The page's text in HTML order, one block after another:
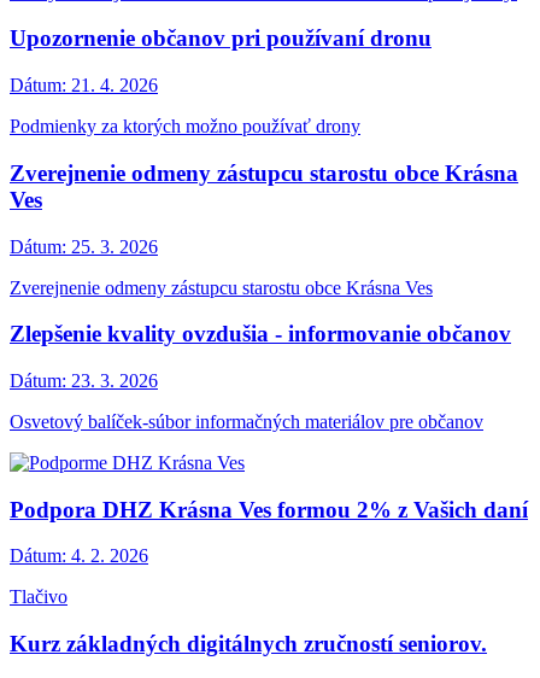
Upozornenie občanov pri používaní dronu
Dátum: 21. 4. 2026
Podmienky za ktorých možno používať drony
Zverejnenie odmeny zástupcu starostu obce Krásna
Ves
Dátum: 25. 3. 2026
Zverejnenie odmeny zástupcu starostu obce Krásna Ves
Zlepšenie kvality ovzdušia - informovanie občanov
Dátum: 23. 3. 2026
Osvetový balíček-súbor informačných materiálov pre občanov
Podpora DHZ Krásna Ves formou 2% z Vašich daní
Dátum: 4. 2. 2026
Tlačivo
Kurz základných digitálnych zručností seniorov.